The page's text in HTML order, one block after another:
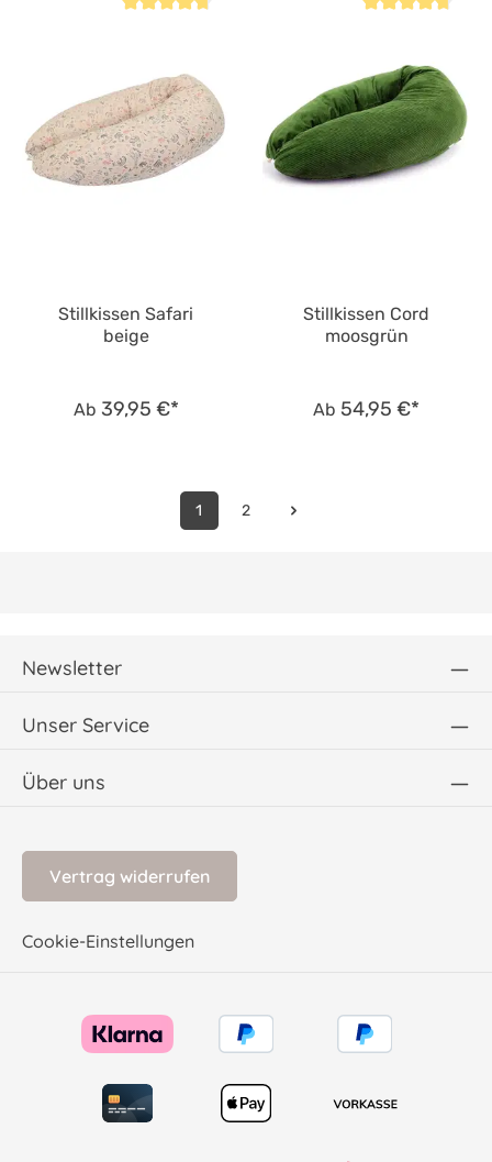
Stillkissen Safari
beige
Ab 39,95 €*
Stillkissen Cord
moosgrün
Ab 54,95 €*
1 2
Newsletter
Unser Service
Über uns
Vertrag widerrufen
Cookie-Einstellungen